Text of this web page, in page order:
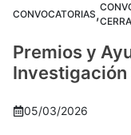
CONVOCATORIAS,
Premios y
05/03/2026